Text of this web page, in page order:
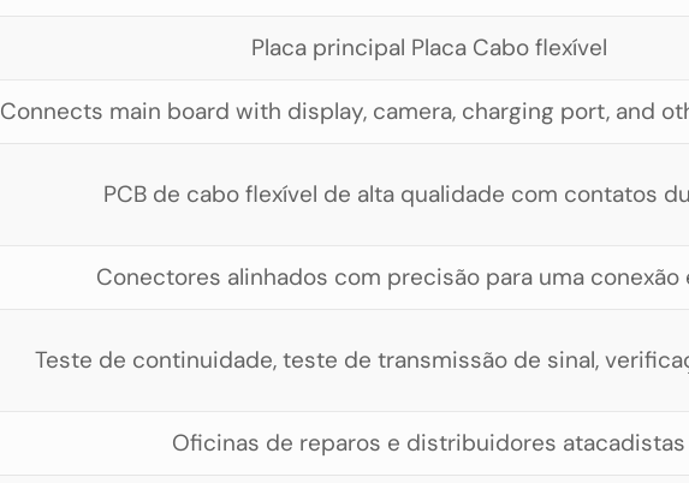
Placa principal Placa Cabo flexível
Connects main board with display, camera, charging port, and
PCB de cabo flexível de alta qualidade com contatos
Conectores alinhados com precisão para uma conexão
Teste de continuidade, teste de transmissão de sinal,
Oficinas de reparos e distribuidores atacadistas